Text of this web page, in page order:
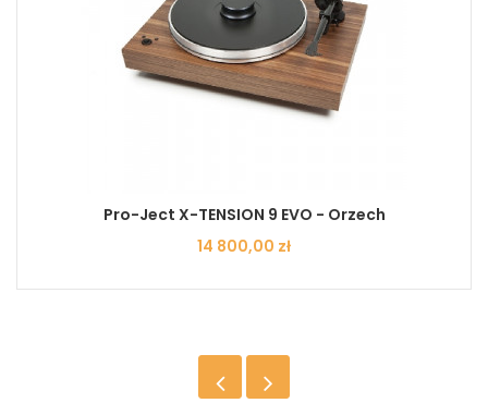
Pro-Ject X-TENSION 9 EVO - Orzech
Cena
14 800,00 zł